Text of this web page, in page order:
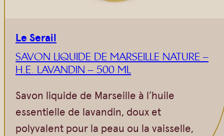
Le Serail
SAVON LIQUIDE DE MARSEILLE NATURE –
H.E. LAVANDIN – 500 ML
Savon liquide de Marseille à l’huile
essentielle de lavandin, doux et
polyvalent pour la peau ou la vaisselle,